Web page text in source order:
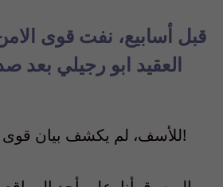
قبل أسابيع، نفت قوى
العقيد ابو رجيلي بعد
للأسف، لم يكشف بيان قوى الأمن الداخلي إسم « الجهاز » الذي « الّف » الرواية، ولحّنها وغنّاها!